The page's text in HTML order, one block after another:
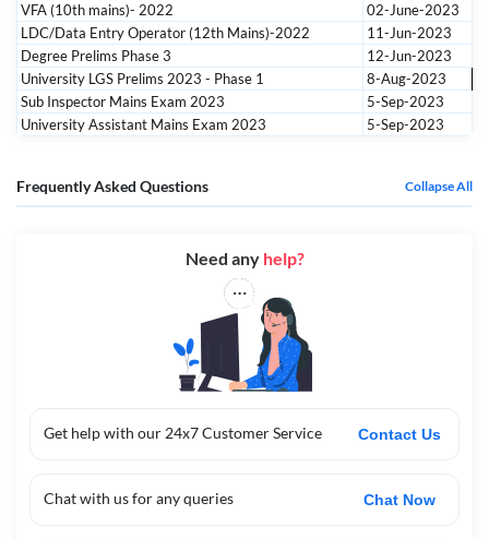
VFA (10th mains)- 2022
02-June-2023
LDC/Data Entry Operator (12th Mains)-2022
11-Jun-2023
Degree Prelims Phase 3
12-Jun-2023
University LGS Prelims 2023 - Phase 1
8-Aug-2023
Sub Inspector Mains Exam 2023
5-Sep-2023
University Assistant Mains Exam 2023
5-Sep-2023
Frequently Asked Questions Collapse All
Get help with our 24x7 Customer Service Contact Us
Chat with us for any queries Chat Now
Need any help?